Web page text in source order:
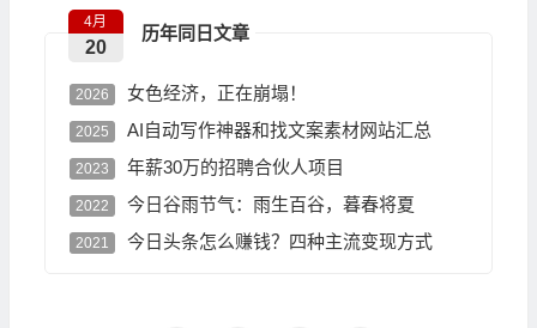
历年同日文章
4月
20
2026 女色经济，正在崩塌！
2025 AI自动写作神器和找文案素材网站汇总
2023 年薪30万的招聘合伙人项目
2022 今日谷雨节气：雨生百谷，暮春将夏
2021 今日头条怎么赚钱？四种主流变现方式